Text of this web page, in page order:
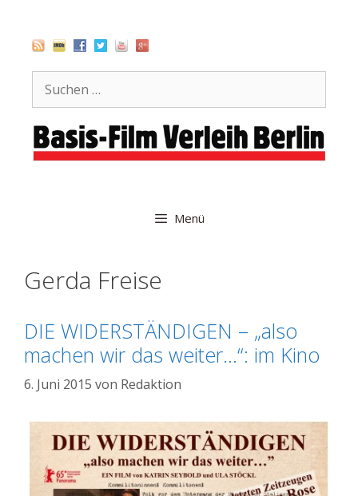
springen
nach:
Menü
Gerda Freise
DIE WIDERSTÄNDIGEN – „also
machen wir das weiter…“: im Kino
6. Juni 2015 von Redaktion